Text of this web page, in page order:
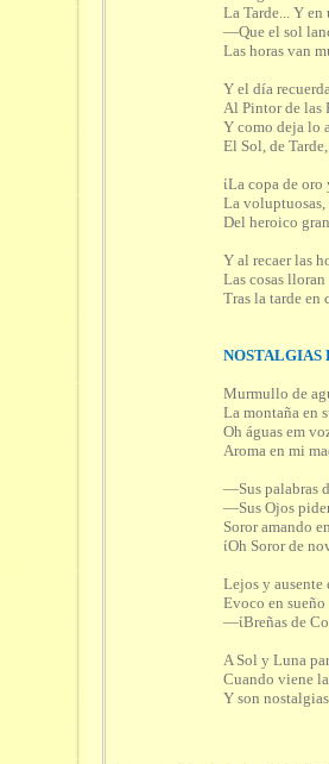
La Tarde... Y en
—Que el sol
Las horas van
Y el día
Al Pintor de las
Y como deja lo
El Sol, de
ίLa copa de
La voluptuosas,
Del heroico
Y al recaer las
Las cosas
Tras la tarde en
NOSTALGIAS
Murmullo de
La montaña en
Oh águas em
Aroma en mi
—Sus palabras
—Sus Ojos
Soror amando
ίOh Soror de
Lejos y
Evoco en
—ίBreñas de
A Sol y Luna
Cuando viene
Y son